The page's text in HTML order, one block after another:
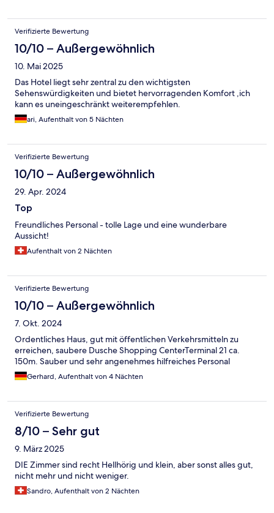
Verifizierte Bewertung
10/10 – Außergewöhnlich
10. Mai 2025
Das Hotel liegt sehr zentral zu den wichtigsten
Sehenswürdigkeiten und bietet hervorragenden Komfort ,ich
kann es uneingeschränkt weiterempfehlen.
ari, Aufenthalt von 5 Nächten
Verifizierte Bewertung
10/10 – Außergewöhnlich
29. Apr. 2024
Top
Freundliches Personal - tolle Lage und eine wunderbare
Aussicht!
Aufenthalt von 2 Nächten
Verifizierte Bewertung
10/10 – Außergewöhnlich
7. Okt. 2024
Ordentliches Haus, gut mit öffentlichen Verkehrsmitteln zu
erreichen, saubere Dusche Shopping CenterTerminal 21 ca.
150m. Sauber und sehr angenehmes hilfreiches Personal
Gerhard, Aufenthalt von 4 Nächten
Verifizierte Bewertung
8/10 – Sehr gut
9. März 2025
DIE Zimmer sind recht Hellhörig und klein, aber sonst alles gut,
nicht mehr und nicht weniger.
Sandro, Aufenthalt von 2 Nächten